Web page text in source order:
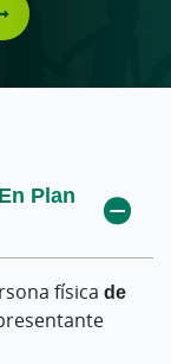
Plan
física de